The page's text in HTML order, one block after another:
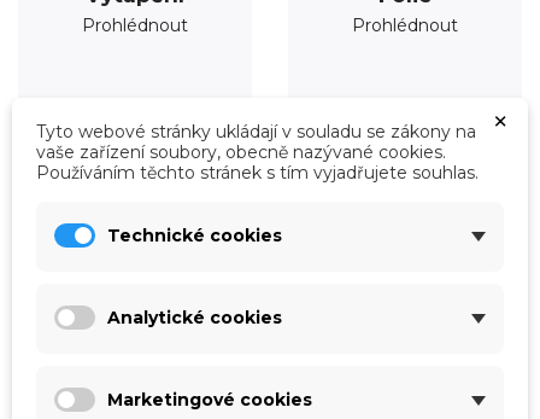
Prohlédnout Prohlédnout
×
Tyto webové stránky ukládají v souladu se zákony na
vaše zařízení soubory, obecně nazývané cookies.
Používáním těchto stránek s tím vyjadřujete souhlas.
Technické cookies
Analytické cookies
Marketingové cookies